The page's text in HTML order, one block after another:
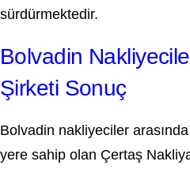
sürdürmektedir.
Bolvadin
Şirketi Sonuç
Bolvadin nakliyeciler
yere sahip olan Çertaş